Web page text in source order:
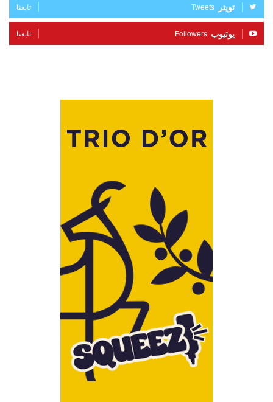
تويتر Tweets تابعنا
يوتيوب Followers تابعنا